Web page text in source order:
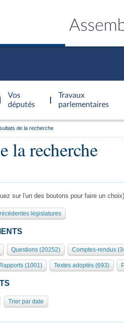
Vos
députés
Travaux
parlementaires
organes
des Présidents Bureau Collège des
clés
Bourbon
de la recherche
la recherche
sur l'un des boutons pour faire un choix)
législatures
Questions (20252) Comptes-rendus
Rapports (1001) Textes adoptés (693)
Trier par date